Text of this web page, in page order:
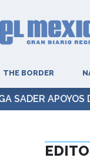
THE BORDER
SADER